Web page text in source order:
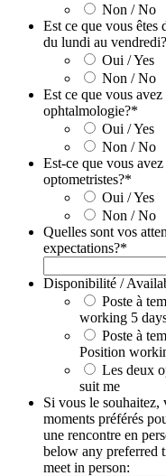
Non / No
Est ce que vous êtes
du lundi au vendredi?
Oui / Yes
Non / No
Est ce que vous
ophtalmologie?*
Oui / Yes
Non / No
Est-ce que vous
optometristes?*
Oui / Yes
Non / No
Quelles sont vos
expectations?*
Disponibilité /
Poste à
working 5
Poste à
Position
Les deux
suit me
Si vous le
moments préférés
une rencontre en
below any preferred
meet in person: